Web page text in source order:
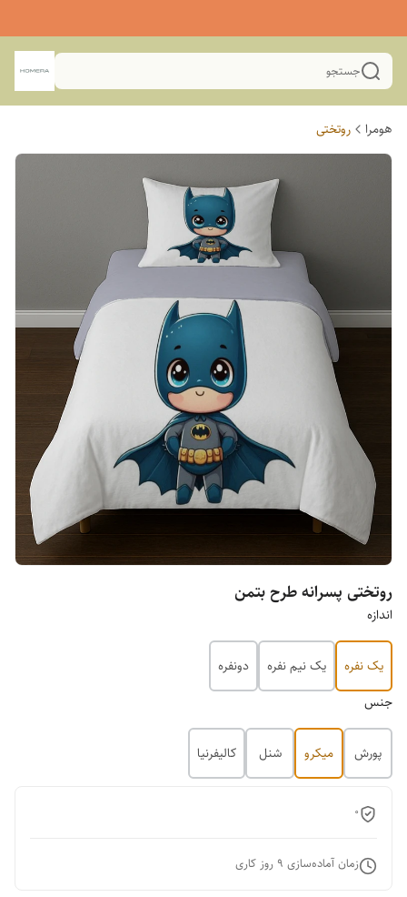
جستجو
هومرا روتختی
روتختی پسرانه طرح بتمن
اندازه
یک نفره یک نیم نفره
دونفره
جنس
پورش میکرو شنل کالیفرنیا
0
زمان آماده‌سازی 9 روز کاری